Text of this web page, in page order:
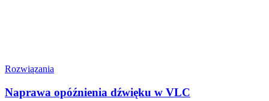
Rozwiązania
Naprawa opóźnienia dźwięku w VLC